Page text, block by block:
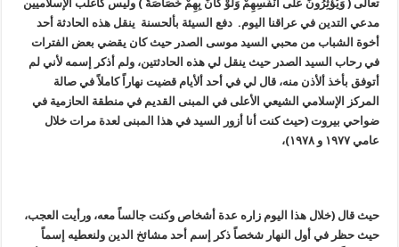
تعالى ( وَيُؤْثِرُونَ عَلَى أَنْفُسِهِمْ وَلَوْ كَانَ بِهِمْ خَصَاصَةٌ ) وليس كأغلب الإسلاميين
مدعي التدين في عراقنا اليوم. دفع السيئة بألحسنة ينقل هذه الحادثة أحد
أخوة الشباب من محبي السيد موسى الصدر حيث كان يقضي بعض الفترات
في رحاب السيد الصدر حيث ينقل لي هذه الحادثتين، ولم أذكر إسمه لأني لم
أتوفق بأخذ ألأذن منه، قال لي في أحد ألأيام قضيت نهاراً كاملاً في صالة
المركز الإسلامي الشيعي الأعلى في المبنى القديم في منطقة الحازمية في
ضواحي بيروت (حيث كنت أنا أزور السيد في هذا المبنى لعدة مرات خلال
عامي ١٩٧٧ و ١٩٧٨)،
حيث قال (خلال هذا اليوم زاره عدة أشخاص وكنت جالساً معه، ورأيت العجب،
حيث حظر في أول النهار شخصاً ذكر إسم أحد مشائخ الدين ولنعطيه إسماً